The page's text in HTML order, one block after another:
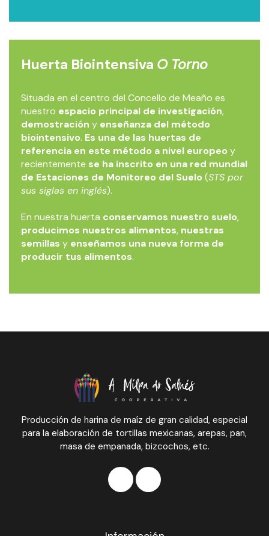
Huerta Biointensiva O Torno
Situada en el centro del Concello de Meaño es
nuestro espacio principal de investigación,
demostración y enseñanza del método
biointensivo. Es una de las huertas de
referencia en este método a nivel europeo y
recientemente se ha inscrito en una red mundial
de Estaciones de Monitoreo del Suelo (STS por
sus siglas en inglés).
En nuestra huerta conservamos nuestro suelo,
producimos nuestros alimentos, nuestras
semillas y enseñamos una nueva forma de
producir tus alimentos.
Producción de harina de maíz de gran calidad, especial
para la elaboración de tortillas mexicanas, arepas, pan,
masa de empanada, bizcochos, etc.